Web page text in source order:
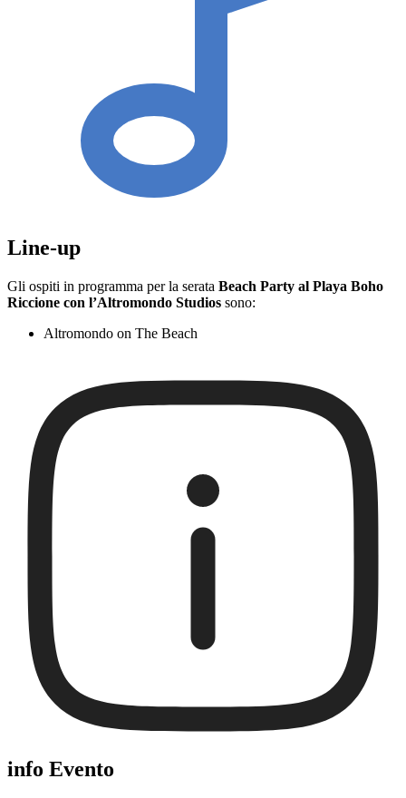
Line-up
Gli ospiti in programma per la serata Beach Party al Playa Boho
Riccione con l’Altromondo Studios sono:
Altromondo on The Beach
info Evento